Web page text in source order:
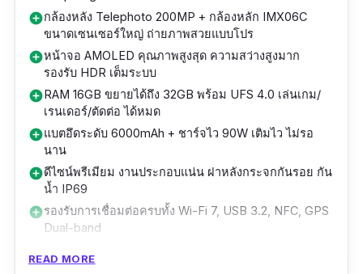
ตัวเครื่องทนทานด้วยกระจก Huawei Kunlun
Glass 2 ทั้งด้านหน้าและหลัง และมาตรฐานกัน
น้ำ-กันฝุ่น IP68 ทำให้มั่นใจในการใช้งานในทุก
สภาพแวดล้อม
แบตเตอรี่ 5,060mAh รองรับชาร์จไว 37W และ
ชาร์จไร้สาย Pixel Stand 23W พร้อมฟีเจอร์
Wireless PowerShare แบ่งไฟให้กับอุปกรณ์อื่นได้
รองรับการเชื่อมต่อ Wi-Fi 7 และ 5G เต็มรูปแบบ
ครอบคลุมการใช้งานอินเทอร์เน็ตความเร็วสูง
add_circleกล้องหลัง Telephoto 200MP + กล้องหลัก IMX06C
ขนาดเซนเซอร์ใหญ่ ถ่ายภาพสวยแบบโปร
add_circleหน้าจอ AMOLED คุณภาพสูงสุด ความสว่างสูงมาก
รองรับ HDR เต็มระบบ
add_circleRAM 16GB ขยายได้ถึง 32GB พร้อม UFS 4.0 เล่นเกม/
เรนเดอร์/ตัดต่อ ได้หมด
add_circleแบตอึดระดับ 6000mAh + ชาร์จไว 90W เติมไว ไม่รอ
นาน
add_circleดีไซน์พรีเมียม งานประกอบแน่น ฝาหลังกระจกกันรอย กัน
น้ำ IP69
add_circleรองรับการเชื่อมต่อครบทั้ง Wi-Fi 7, USB 3.2, NFC, GPS
Dual-band
นึง)
READ MORE